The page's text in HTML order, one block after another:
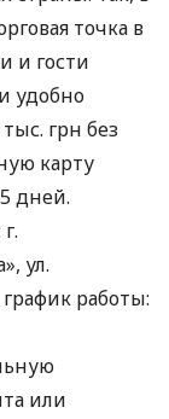
точка в
и гости
удобно
грн без
карту
дней.
ул.
работы:
или